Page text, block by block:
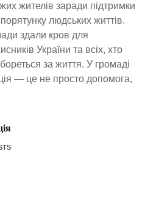
жителів заради підтримки
людських життів.
здали кров для
України та всіх, хто
за життя. У громаді
— це не просто допомога,